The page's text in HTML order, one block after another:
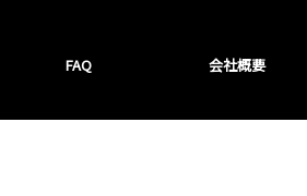
FAQ 会社概要